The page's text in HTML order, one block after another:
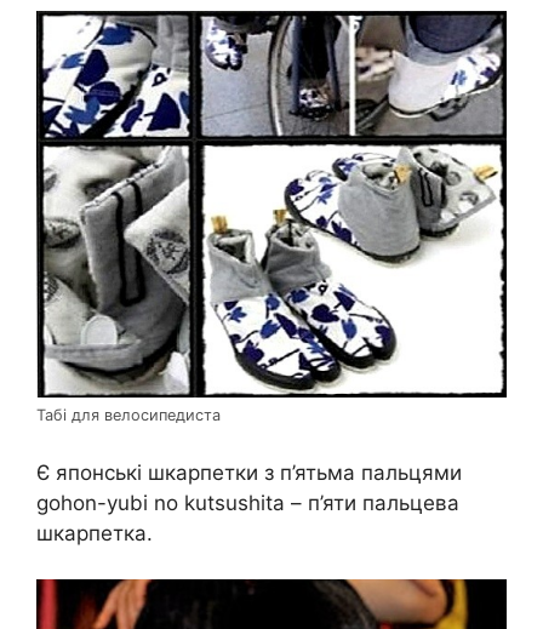
Табі для велосипедиста
Є японські шкарпетки з п’ятьма пальцями
gohon-yubi no kutsushita – п’яти пальцева
шкарпетка.